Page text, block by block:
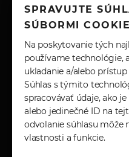
SPRAVUJTE
SÚBORMI COOKIE
Na poskytovanie tých
používame technológie,
ukladanie a/alebo
Súhlas s týmito
spracovávať údaje, ako
alebo jedinečné ID na
odvolanie súhlasu
vlastnosti a funkcie.
PO – PIA: 8:00 - 17:00
SOBOTA: ZATVORENÉ
NEDEĽA: ZATVORENÉ
+421 904 743 617
SERVIS@JPAUTO.SK